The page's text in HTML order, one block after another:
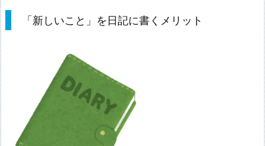
「新しいこと」を日記に書くメリット